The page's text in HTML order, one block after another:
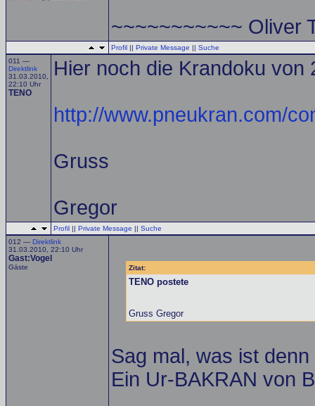
~~~~~~~~~~~ Oliver
Profil || Private Message || Suche
011 —
Direktlink
31.03.2010,
22:10 Uhr
TENO
Hier noch die Krandoku von
http://www.pneukran.com/
Gruss
Gregor
Profil || Private Message || Suche
012 — Direktlink
31.03.2010, 22:10 Uhr
Gast:Vogel
Gäste Zitat:
TENO postete
Gruss Gregor
Sag mal, was ist
Ein Ur-BAKRAN von